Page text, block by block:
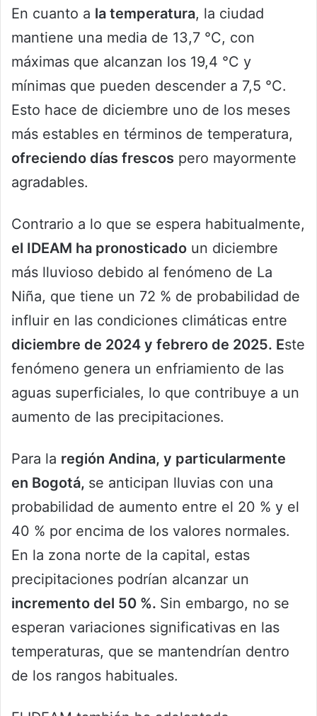
En cuanto a la temperatura, la ciudad
mantiene una media de 13,7 °C, con
máximas que alcanzan los 19,4 °C y
mínimas que pueden descender a 7,5 °C.
Esto hace de diciembre uno de los meses
más estables en términos de temperatura,
ofreciendo días frescos pero mayormente
agradables.
Contrario a lo que se espera habitualmente,
el IDEAM ha pronosticado un diciembre
más lluvioso debido al fenómeno de La
Niña, que tiene un 72 % de probabilidad de
influir en las condiciones climáticas entre
diciembre de 2024 y febrero de 2025. Este
fenómeno genera un enfriamiento de las
aguas superficiales, lo que contribuye a un
aumento de las precipitaciones.
Para la región Andina, y particularmente
en Bogotá, se anticipan lluvias con una
probabilidad de aumento entre el 20 % y el
40 % por encima de los valores normales.
En la zona norte de la capital, estas
precipitaciones podrían alcanzar un
incremento del 50 %. Sin embargo, no se
esperan variaciones significativas en las
temperaturas, que se mantendrían dentro
de los rangos habituales.